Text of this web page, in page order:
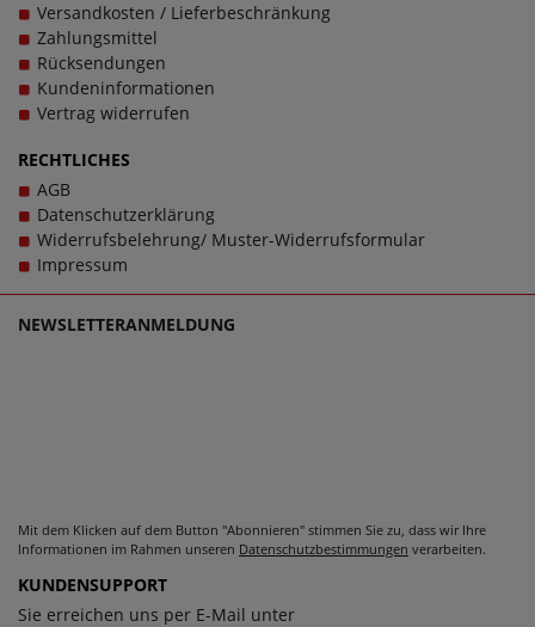
Versandkosten / Lieferbeschränkung
Zahlungsmittel
Rücksendungen
Kundeninformationen
Vertrag widerrufen
RECHTLICHES
AGB
Datenschutzerklärung
Widerrufsbelehrung/ Muster-Widerrufsformular
Impressum
NEWSLETTERANMELDUNG
Mit dem Klicken auf dem Button "Abonnieren" stimmen Sie zu, dass wir Ihre
Informationen im Rahmen unseren Datenschutzbestimmungen verarbeiten.
KUNDENSUPPORT
Sie erreichen uns per E-Mail unter